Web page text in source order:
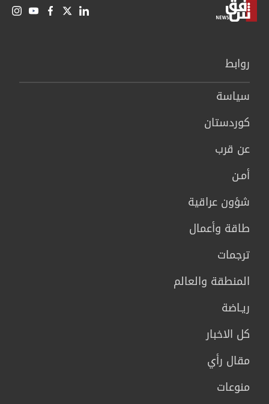
روابط
سیاسة
كوردستان
عن قرب
أمـن
شؤون عراقية
طاقة وأعمال
ترجمات
المنطقة والعالم
ريـاضة
كل الاخبار
مقال رأي
منوعات